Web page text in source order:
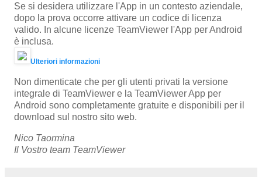
Se si desidera utilizzare l'App in un contesto aziendale,
dopo la prova occorre attivare un codice di licenza
valido. In alcune licenze TeamViewer l'App per Android
è inclusa.
Ulteriori informazioni
Non dimenticate che per gli utenti privati la versione
integrale di TeamViewer e la TeamViewer App per
Android sono completamente gratuite e disponibili per il
download sul nostro sito web.
Nico Taormina
Il Vostro team TeamViewer